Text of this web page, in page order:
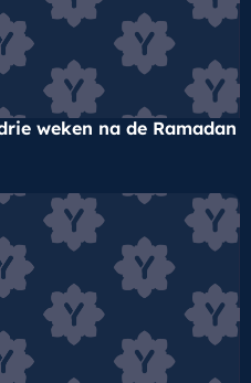
weken na de Ramadan